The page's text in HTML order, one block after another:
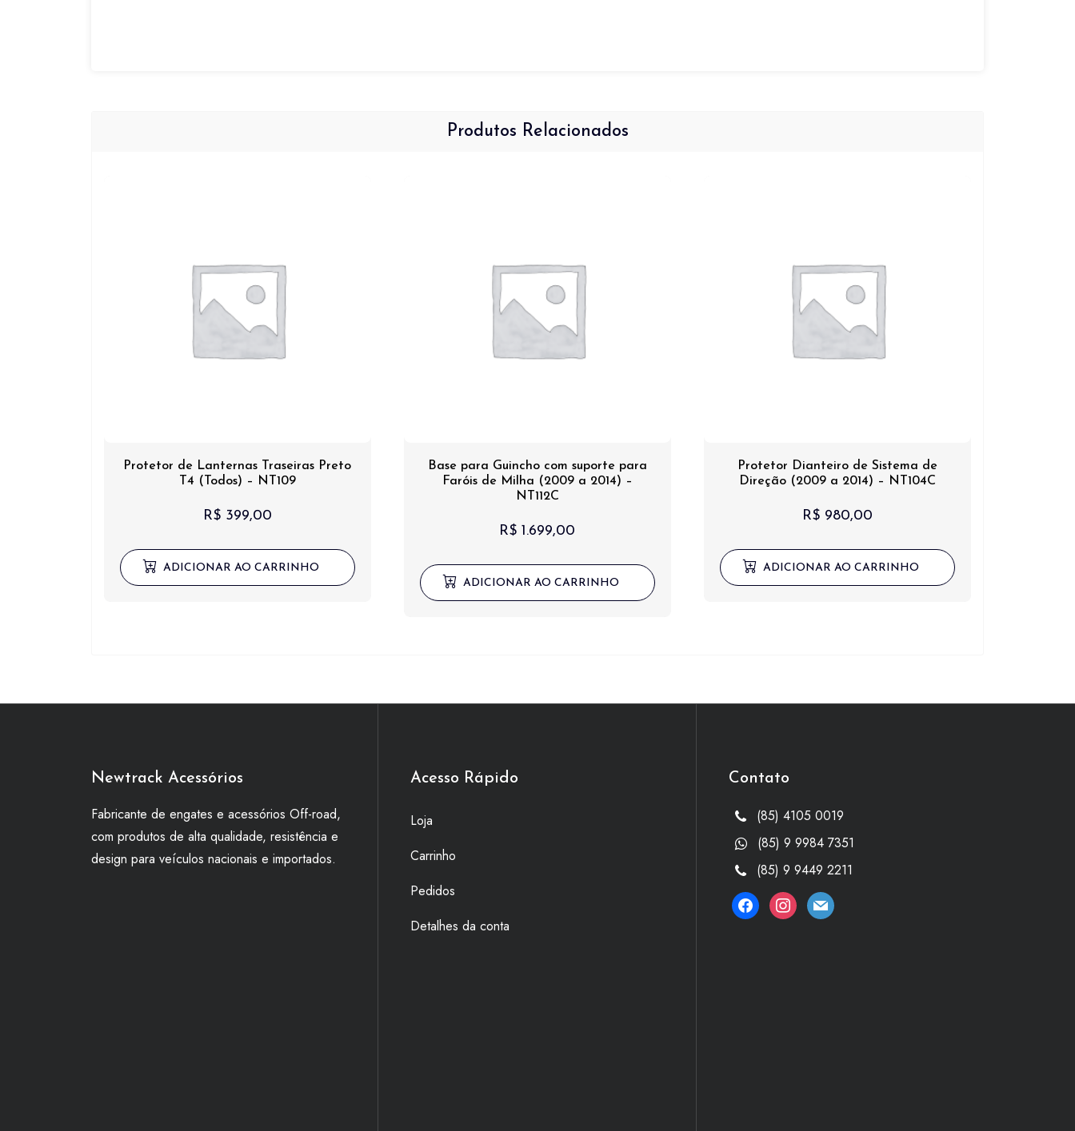
Produtos Relacionados
Protetor de Lanternas Traseiras Preto
T4 (Todos) – NT109
R$399,00
ADICIONAR AO CARRINHO
Base para Guincho com suporte para
Faróis de Milha (2009 a 2014) –
NT112C
R$ 1.699,00
ADICIONAR AO CARRINHO
Protetor Dianteiro de Sistema de
Direção (2009 a 2014) – NT104C
R$980,00
ADICIONAR AO CARRINHO
Newtrack Acessórios
Fabricante de engates e acessórios Off-road,
com produtos de alta qualidade, resistência e
design para veículos nacionais e importados.
Acesso Rápido
Loja
Carrinho
Pedidos
Detalhes da conta
Contato
(85) 4105 0019
(85) 9 9984 7351
(85) 9 9449 2211
facebookinstagram
mail